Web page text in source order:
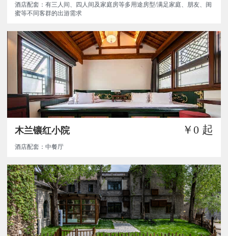
酒店配套：有三人间、四人间及家庭房等多用途房型/满足家庭、朋友、闺
蜜等不同客群的出游需求
木兰镶红小院 ￥0 起
酒店配套：中餐厅